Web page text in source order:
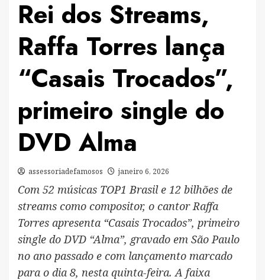
Rei dos Streams,
Raffa Torres lança
“Casais Trocados”,
primeiro single do
DVD Alma
assessoriadefamosos janeiro 6, 2026
Com 52 músicas TOP1 Brasil e 12 bilhões de
streams como compositor, o cantor Raffa
Torres apresenta “Casais Trocados”, primeiro
single do DVD “Alma”, gravado em São Paulo
no ano passado e com lançamento marcado
para o dia 8, nesta quinta-feira. A faixa